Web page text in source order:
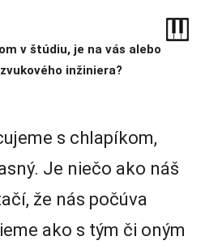
v štúdiu, je na vás alebo
inžiniera?
s chlapíkom,
Je niečo ako náš
že nás počúva
ako s tým či oným